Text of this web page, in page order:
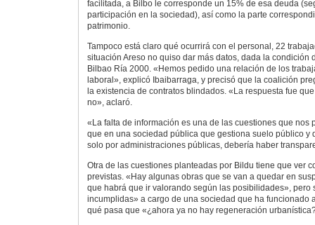
facilitada, a Bilbo le corresponde un 15% de esa deuda
participación en la sociedad), así como la parte
patrimonio.
Tampoco está claro qué ocurrirá con el personal, 22
situación Areso no quiso dar más datos, dada la condición
Bilbao Ría 2000. «Hemos pedido una relación de los
laboral», explicó Ibaibarraga, y precisó que la coalición
la existencia de contratos blindados. «La respuesta fue
no», aclaró.
«La falta de información es una de las cuestiones que nos
que en una sociedad pública que gestiona suelo público y
solo por administraciones públicas, debería haber
Otra de las cuestiones planteadas por Bildu tiene que ver
previstas. «Hay algunas obras que se van a quedar en
que habrá que ir valorando según las posibilidades», pero
incumplidas» a cargo de una sociedad que ha funcionado
qué pasa que «¿ahora ya no hay regeneración